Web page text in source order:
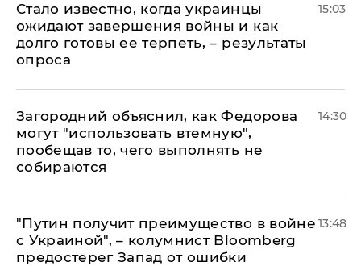
Стало известно, когда украинцы
ожидают завершения войны и как
долго готовы ее терпеть, – результаты
опроса
15:03
Загородний объяснил, как Федорова
могут "использовать втемную",
пообещав то, чего выполнять не
собираются
14:30
"Путин получит преимущество в войне
с Украиной", – колумнист Bloomberg
предостерег Запад от ошибки
13:48